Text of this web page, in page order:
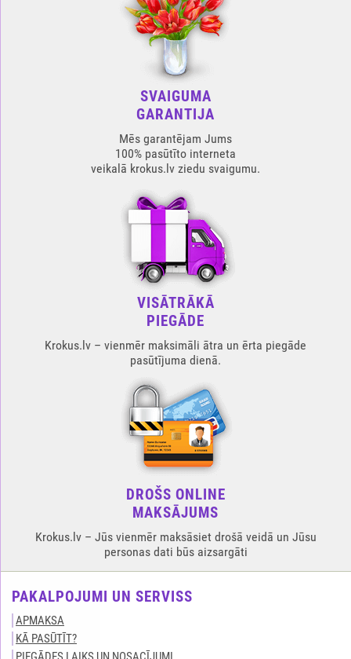
SVAIGUMA
GARANTIJA
Mēs garantējam Jums
100% pasūtīto interneta
veikalā krokus.lv ziedu svaigumu.
VISĀTRĀKĀ
PIEGĀDE
Krokus.lv – vienmēr maksimāli ātra un ērta piegāde
pasūtījuma dienā.
DROŠS ONLINE
MAKSĀJUMS
Krokus.lv – Jūs vienmēr maksāsiet drošā veidā un Jūsu
personas dati būs aizsargāti
PAKALPOJUMI UN SERVISS
APMAKSA
KĀ PASŪTĪT?